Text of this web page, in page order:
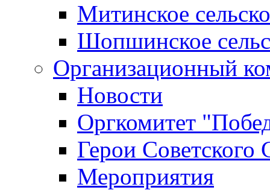
Митинское
Шопшинское
Организационный
Новости
Оргкомитет
Герои Советского
Мероприятия